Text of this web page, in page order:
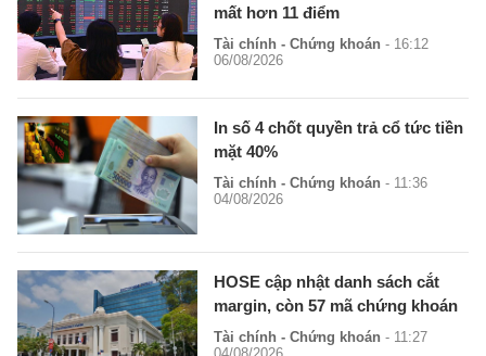
mất hơn 11 điểm
Tài chính - Chứng khoán - 16:12
06/08/2026
In số 4 chốt quyền trả cổ tức tiền
mặt 40%
Tài chính - Chứng khoán - 11:36
04/08/2026
HOSE cập nhật danh sách cắt
margin, còn 57 mã chứng khoán
Tài chính - Chứng khoán - 11:27